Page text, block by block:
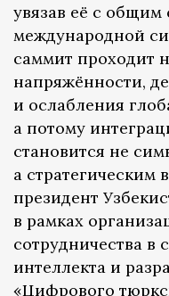
увязав её с общим
международной
саммит проходит
напряжённости,
и ослабления
а потому
становится не
а стратегическим
президент
в рамках
сотрудничества в
интеллекта и
«Цифрового